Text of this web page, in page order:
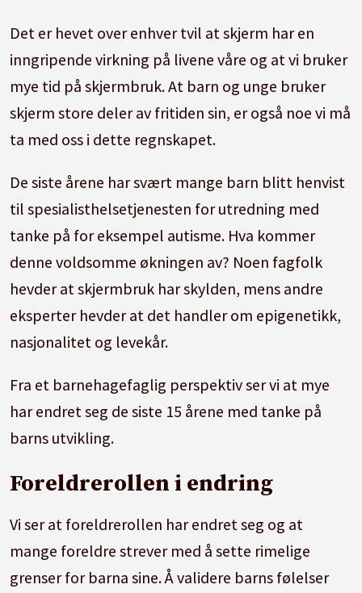
Det er hevet over enhver tvil at skjerm har en
inngripende virkning på livene våre og at vi bruker
mye tid på skjermbruk. At barn og unge bruker
skjerm store deler av fritiden sin, er også noe vi må
ta med oss i dette regnskapet.
De siste årene har svært mange barn blitt henvist
til spesialisthelsetjenesten for utredning med
tanke på for eksempel autisme. Hva kommer
denne voldsomme økningen av? Noen fagfolk
hevder at skjermbruk har skylden, mens andre
eksperter hevder at det handler om epigenetikk,
nasjonalitet og levekår.
Fra et barnehagefaglig perspektiv ser vi at mye
har endret seg de siste 15 årene med tanke på
barns utvikling.
Foreldrerollen i endring
Vi ser at foreldrerollen har endret seg og at
mange foreldre strever med å sette rimelige
grenser for barna sine. Å validere barns følelser